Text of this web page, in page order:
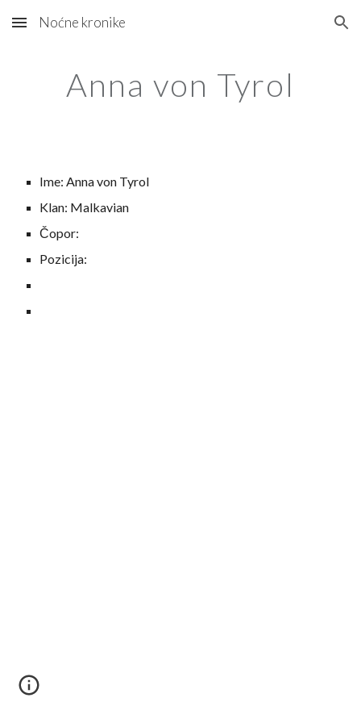
Skip to main content Skip to navigation
Noćne kronike
Anna von Tyrol
Ime: Anna von Tyrol
Klan: Malkavian
Čopor:
Pozicija: